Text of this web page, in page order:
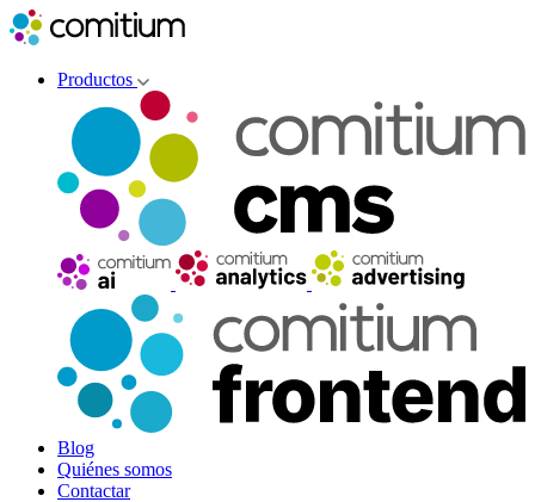
Productos
Blog
Quiénes somos
Contactar